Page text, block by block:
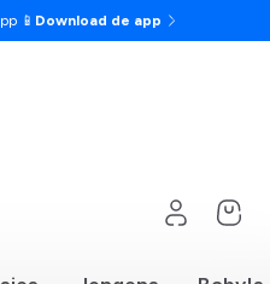
📱 Download de app